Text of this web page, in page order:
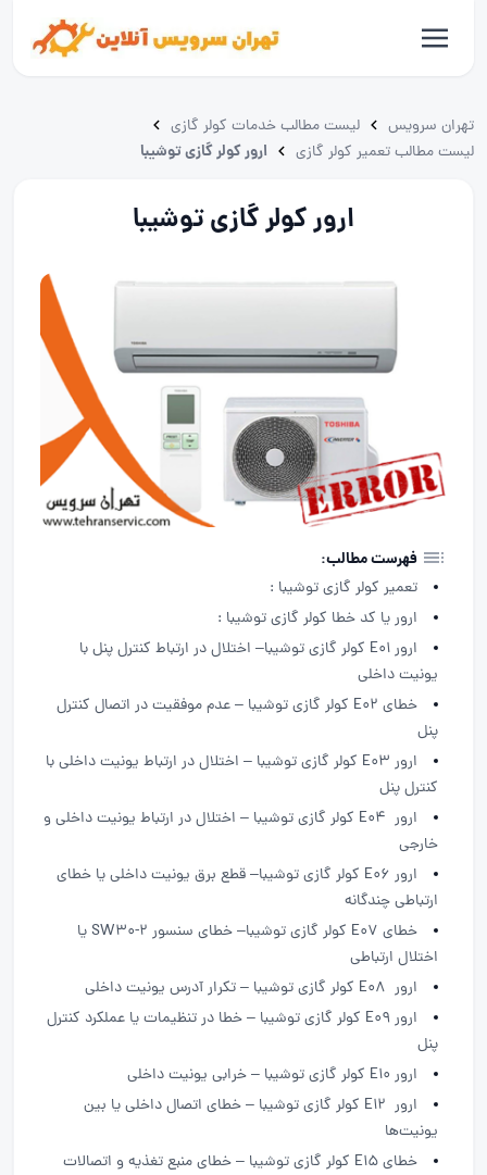
تهران سرویس
لیست مطالب خدمات کولر گازی
لیست مطالب تعمیر کولر گازی
ارور کولر گازی توشیبا
ارور کولر گازی توشیبا
فهرست مطالب:
تعمیر کولر گازی توشیبا :
ارور یا کد خطا کولر گازی توشیبا :
ارور E01 کولر گازی توشیبا– اختلال در ارتباط کنترل پنل با
یونیت داخلی
خطای E02 کولر گازی توشیبا – عدم موفقیت در اتصال کنترل
پنل
ارور E03 کولر گازی توشیبا – اختلال در ارتباط یونیت داخلی با
کنترل پنل
ارور E04 کولر گازی توشیبا – اختلال در ارتباط یونیت داخلی و
خارجی
ارور E06 کولر گازی توشیبا– قطع برق یونیت داخلی یا خطای
ارتباطی چندگانه
خطای E07 کولر گازی توشیبا– خطای سنسور SW30-2 یا
اختلال ارتباطی
ارور E08 کولر گازی توشیبا – تکرار آدرس یونیت داخلی
ارور E09 کولر گازی توشیبا – خطا در تنظیمات یا عملکرد کنترل
پنل
ارور E10 کولر گازی توشیبا – خرابی یونیت داخلی
ارور E12 کولر گازی توشیبا – خطای اتصال داخلی یا بین
یونیت‌ها
خطای E15 کولر گازی توشیبا – خطای منبع تغذیه و اتصالات